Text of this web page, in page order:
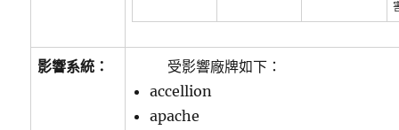
影響系統：
受影響廠牌如下：
accellion
apache